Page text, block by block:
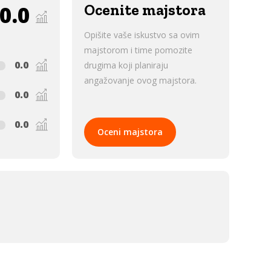
0.0
0.0
0.0
0.0
Ocenite majstora
Opišite vaše iskustvo sa ovim
majstorom i time pomozite
drugima koji planiraju
angažovanje ovog majstora.
Oceni majstora